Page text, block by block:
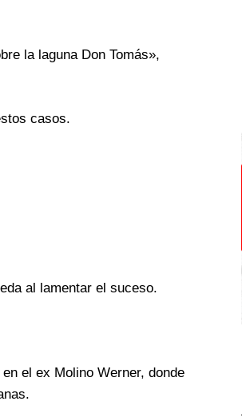
la laguna Don Tomás»,
casos.
al lamentar el suceso.
el ex Molino Werner, donde